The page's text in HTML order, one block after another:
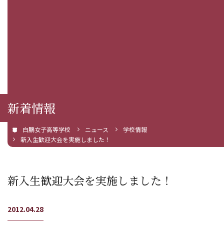
新着情報
白鵬女子高等学校 ニュース
学校情報
新入生歓迎大会を実施しました！
新入生歓迎大会を実施しました！
2012.04.28